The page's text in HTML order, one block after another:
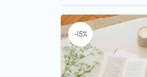
-15%